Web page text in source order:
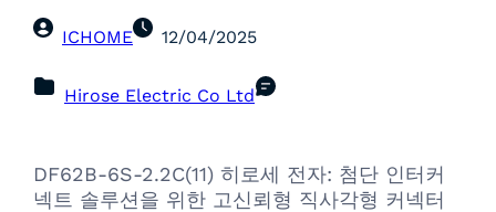
ICHOME 12/04/2025
Hirose Electric Co Ltd
DF62B-6S-2.2C(11) 히로세 전자: 첨단 인터커
넥트 솔루션을 위한 고신뢰형 직사각형 커넥터